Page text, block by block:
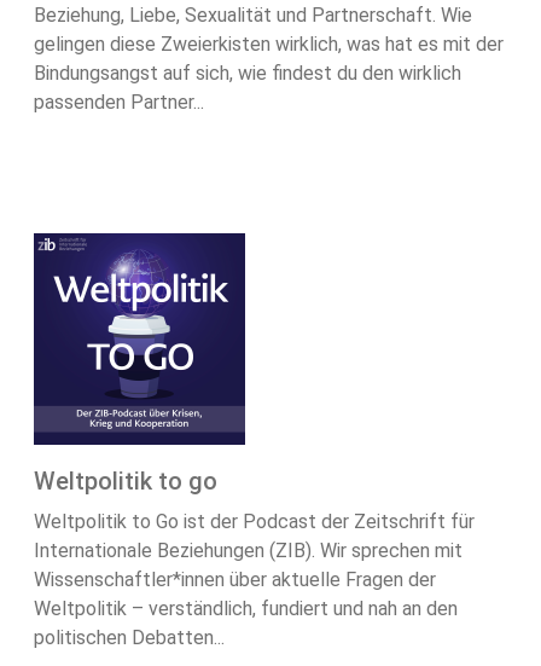
Beziehung, Liebe, Sexualität und Partnerschaft. Wie
gelingen diese Zweierkisten wirklich, was hat es mit der
Bindungsangst auf sich, wie findest du den wirklich
passenden Partner...
Weltpolitik to go
Weltpolitik to Go ist der Podcast der Zeitschrift für
Internationale Beziehungen (ZIB). Wir sprechen mit
Wissenschaftler*innen über aktuelle Fragen der
Weltpolitik – verständlich, fundiert und nah an den
politischen Debatten...